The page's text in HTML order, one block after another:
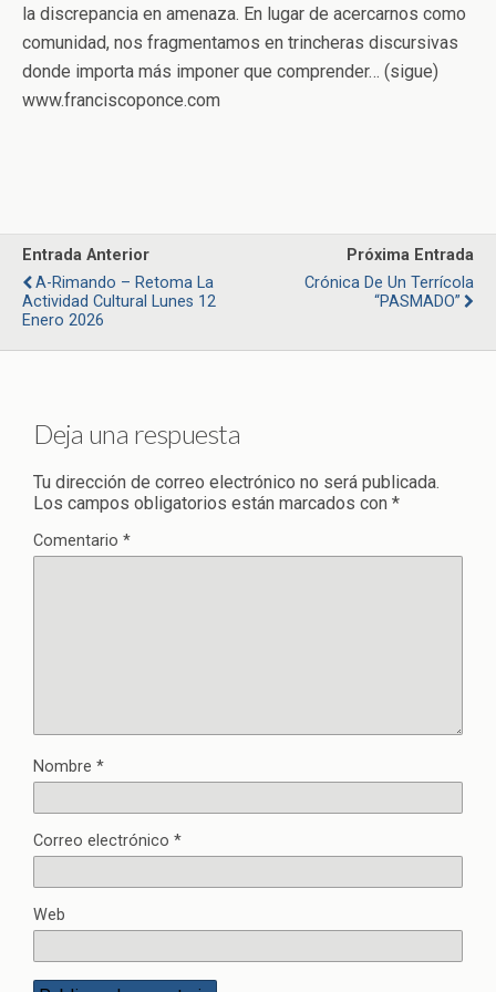
la discrepancia en amenaza. En lugar de acercarnos como
comunidad, nos fragmentamos en trincheras discursivas
donde importa más imponer que comprender… (sigue)
www.franciscoponce.com
Entrada Anterior
A-Rimando – Retoma La
Actividad Cultural Lunes 12
Enero 2026
Próxima Entrada
Crónica De Un Terrícola
“PASMADO”
Deja una respuesta
Tu dirección de correo electrónico no será publicada.
Los campos obligatorios están marcados con *
Comentario *
Nombre *
Correo electrónico *
Web